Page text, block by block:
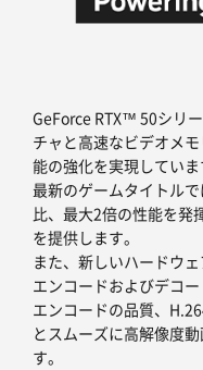
GeForce RTX™ 50シリ
チャと高速なビデオメ
能の強化を実現していま
最新のゲームタイトル
比、最大2倍の性能を発
を提供します。
また、新しいハードウ
エンコードおよびデコ
エンコードの品質、
とスムーズに高解像度
す。